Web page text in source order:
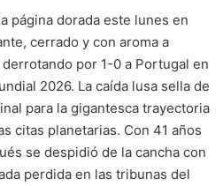
página dorada este lunes en
cerrado y con aroma a
por 1-0 a Portugal en
2026. La caída lusa sella de
para la gigantesca trayectoria
citas planetarias. Con 41 años
se despidió de la cancha con
perdida en las tribunas del